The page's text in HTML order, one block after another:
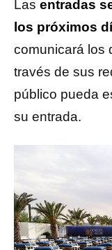
Las entradas
los próximos
comunicará los
través de sus
público pueda
su entrada.